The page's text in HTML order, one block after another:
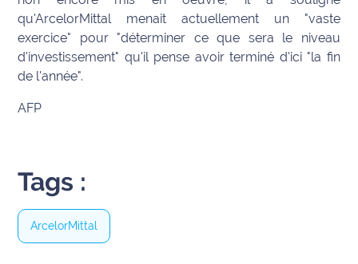
et voir
Maritima
Qui
Devenir
annonceur
Recrutement
qu'ArcelorMittal menait actuellement un "vaste
exercice" pour "déterminer ce que sera le niveau
d'investissement" qu'il pense avoir terminé d'ici "la fin
de l'année".
AFP
Tags :
ArcelorMittal